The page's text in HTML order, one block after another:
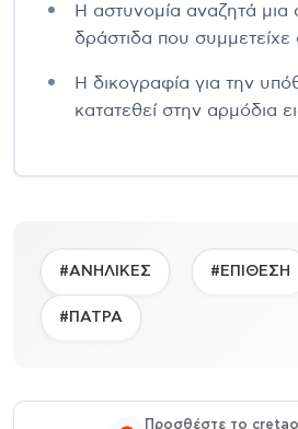
Η αστυνομία αναζητά
δράστιδα που συμμετείχε
Η δικογραφία για την
κατατεθεί στην αρμόδια
#ΑΝΗΛΙΚΕΣ #ΕΠΙΘΕΣΗ
#ΠΑΤΡΑ
Προσθέστε το